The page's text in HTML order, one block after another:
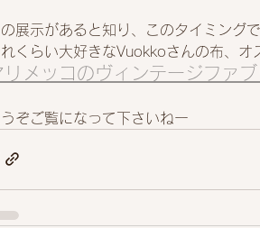
の展示があると知り、このタイミング
くらい大好きなVuokkoさんの布、オ
リメッコのヴィンテージファ
うぞご覧になって下さいねー